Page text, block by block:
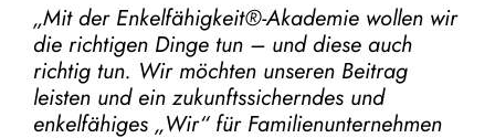
„Mit der Enkelfähigkeit®-Akademiewollen wir
die richtigen Dinge tun – und diese auch
richtig tun. Wir möchten unseren Beitrag
leisten und ein zukunftssicherndes und
enkelfähiges „Wir“ für Familienunternehmen